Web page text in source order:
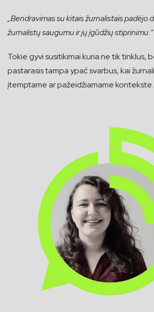
„Bendravimas su kitais žurnalistais padėjo
žurnalistų saugumu ir jų įgūdžių stiprinimu.“
Tokie gyvi susitikimai kuria ne tik tinklus,
pastarasis tampa ypač svarbus, kai
įtemptame ar pažeidžiamame kontekste.